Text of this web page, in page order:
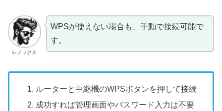
レノックス
WPSが使えない場合も、手動で接続可能で
す。
ルーターと中継機のWPSボタンを押して接続
成功すれば管理画面やパスワード入力は不要